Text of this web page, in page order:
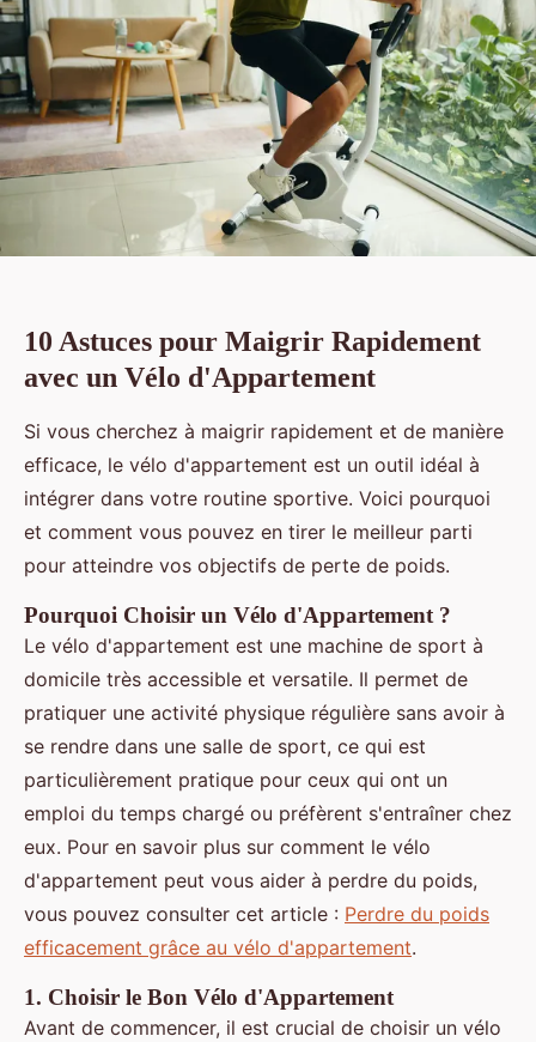
10 Astuces pour Maigrir Rapidement
avec un Vélo d'Appartement
Si vous cherchez à maigrir rapidement et de manière
efficace, le vélo d'appartement est un outil idéal à
intégrer dans votre routine sportive. Voici pourquoi
et comment vous pouvez en tirer le meilleur parti
pour atteindre vos objectifs de perte de poids.
Pourquoi Choisir un Vélo d'Appartement ?
Le vélo d'appartement est une machine de sport à
domicile très accessible et versatile. Il permet de
pratiquer une activité physique régulière sans avoir à
se rendre dans une salle de sport, ce qui est
particulièrement pratique pour ceux qui ont un
emploi du temps chargé ou préfèrent s'entraîner chez
eux. Pour en savoir plus sur comment le vélo
d'appartement peut vous aider à perdre du poids,
vous pouvez consulter cet article : Perdre du poids
efficacement grâce au vélo d'appartement.
1. Choisir le Bon Vélo d'Appartement
Avant de commencer, il est crucial de choisir un vélo